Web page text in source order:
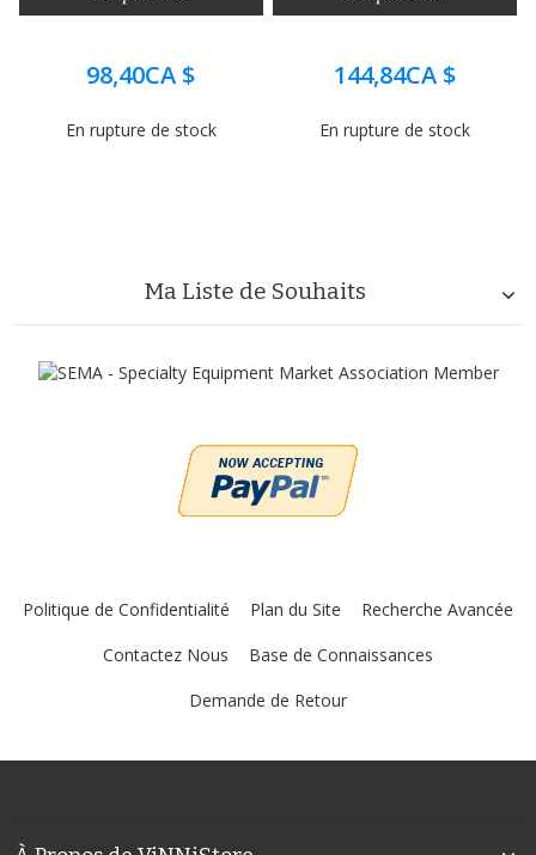
98,40CA $
En rupture de stock
144,84CA $
En rupture de stock
Ma Liste de Souhaits
Politique de Confidentialité Plan du Site
Recherche Avancée
Contactez Nous
Base de Connaissances
Demande de Retour